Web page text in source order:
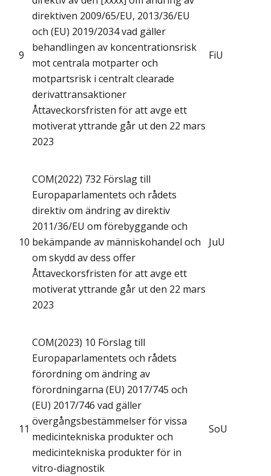
9
direktiven 2009/65/EU, 2013/36/EU
och (EU) 2019/2034 vad gäller
behandlingen av koncentrationsrisk
mot centrala motparter och
motpartsrisk i centralt clearade
derivattransaktioner
Åttaveckorsfristen för att avge ett
motiverat yttrande går ut den 22 mars
2023
FiU
10
COM(2022) 732 Förslag till
Europaparlamentets och rådets
direktiv om ändring av direktiv
2011/36/EU om förebyggande och
bekämpande av människohandel och
om skydd av dess offer
Åttaveckorsfristen för att avge ett
motiverat yttrande går ut den 22 mars
2023
JuU
11
COM(2023) 10 Förslag till
Europaparlamentets och rådets
förordning om ändring av
förordningarna (EU) 2017/745 och
(EU) 2017/746 vad gäller
övergångsbestämmelser för vissa
medicintekniska produkter och
medicintekniska produkter för in
vitro-diagnostik
SoU